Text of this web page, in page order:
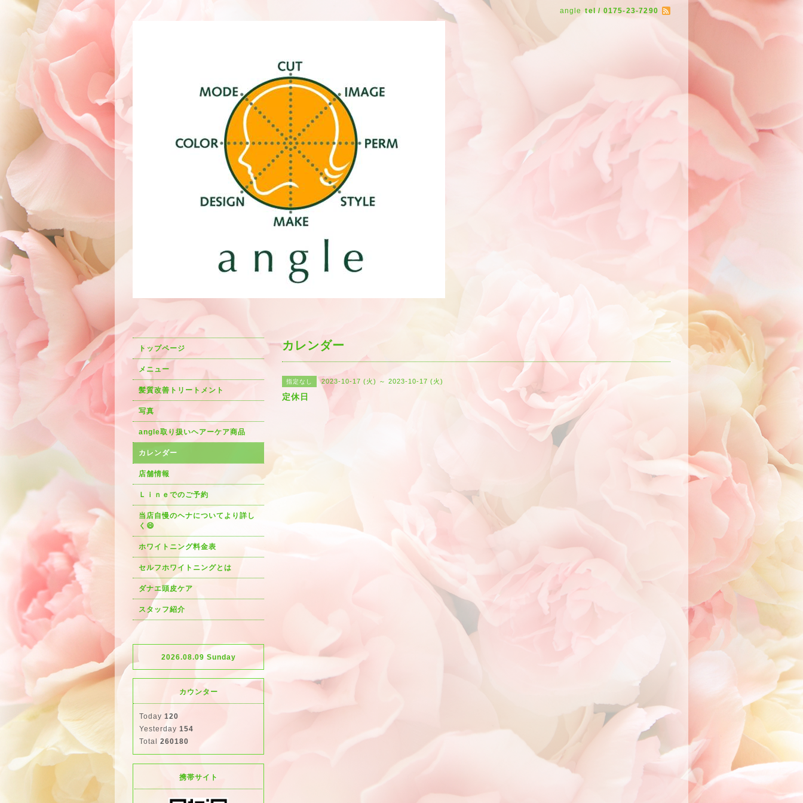
angle tel / 0175-23-7290
カレンダー
指定なし 2023-10-17 (火) ～ 2023-10-17 (火)
定休日
トップページ
メニュー
髪質改善トリートメント
写真
angle取り扱いヘアーケア商品
カレンダー
店舗情報
Ｌｉｎｅでのご予約
当店自慢のヘナについてより詳し
く😄
ホワイトニング料金表
セルフホワイトニングとは
ダナエ頭皮ケア
スタッフ紹介
2026.08.09 Sunday
カウンター
Today 120
Yesterday 154
Total 260180
携帯サイト